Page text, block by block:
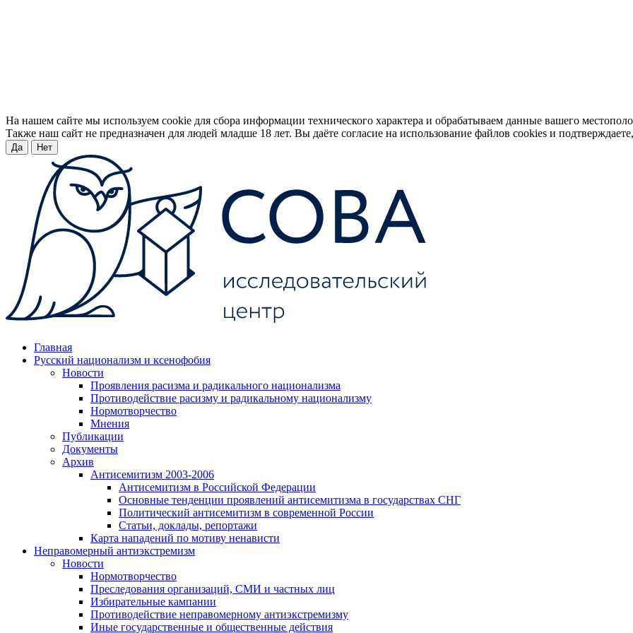
На нашем сайте мы используем cookie для сбора информации технического характера и обрабатываем данные вашего
Также наш сайт не предназначен для людей младше 18 лет. Вы даёте согласие на использование файлов cookies и
Да Нет
Главная
Русский национализм и ксенофобия
Новости
Проявления расизма и радикального национализма
Противодействие расизму и радикальному национализму
Нормотворчество
Мнения
Публикации
Документы
Архив
Антисемитизм 2003-2006
Антисемитизм в Российской Федерации
Основные тенденции проявлений антисемитизма в государствах СНГ
Политический антисемитизм в современной России
Статьи, доклады, репортажи
Карта нападений по мотиву ненависти
Неправомерный антиэкстремизм
Новости
Нормотворчество
Преследования организаций, СМИ и частных лиц
Избирательные кампании
Противодействие неправомерному антиэкстремизму
Иные государственные и общественные действия